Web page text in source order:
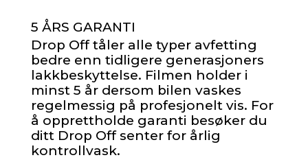
5 ÅRS GARANTI
Drop Off tåler alle typer avfetting
bedre enn tidligere generasjoners
lakkbeskyttelse. Filmen holder i
minst 5 år dersom bilen vaskes
regelmessig på profesjonelt vis. For
å opprettholde garanti besøker du
ditt Drop Off senter for årlig
kontrollvask.